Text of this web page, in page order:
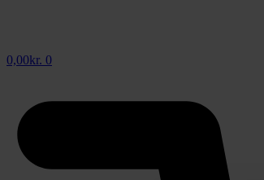
0,00kr. 0